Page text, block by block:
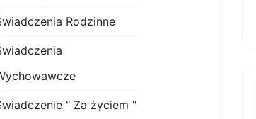
Rodzinne
" Za życiem "